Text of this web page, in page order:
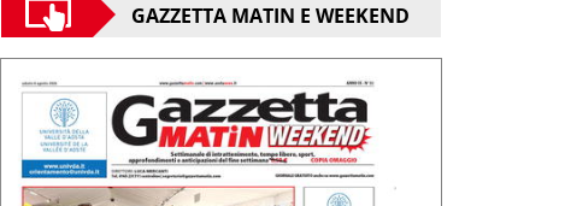
GAZZETTA MATIN E WEEKEND